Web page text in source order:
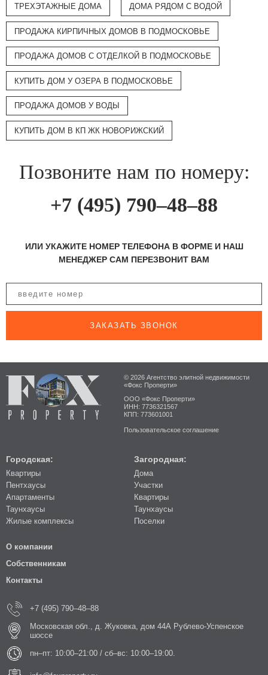
ТРЕХЭТАЖНЫЕ ДОМА ДОМА РЯДОМ С ВОДОЙ
ПРОДАЖА КИРПИЧНЫХ ДОМОВ В ПОДМОСКОВЬЕ
ПРОДАЖА ДОМОВ С ОТДЕЛКОЙ В ПОДМОСКОВЬЕ
КУПИТЬ ДОМ У ОЗЕРА В ПОДМОСКОВЬЕ
ПРОДАЖА ДОМОВ У ВОДЫ
КУПИТЬ ДОМ В КП ЖК НОВОРИЖСКИЙ
Позвоните нам по номеру:
+7 (495) 790–48–88
ИЛИ УКАЖИТЕ НОМЕР ТЕЛЕФОНА В ФОРМЕ И НАШ
МЕНЕДЖЕР САМ ПЕРЕЗВОНИТ ВАМ
ЗАКАЗАТЬ ЗВОНОК
© 2026 Агентство элитной недвижимости
«Фокс Проперти»
ООО «Фокс Проперти»
ИНН: 7736321567
КПП: 773601001
Пользовательское соглашение
Городская:
Квартиры
Пентхаусы
Апартаменты
Таунхаусы
Жилые комплексы
Загородная:
Дома
Участки
Квартиры
Таунхаусы
Поселки
О компании
Собственникам
Контакты
+7 (495) 790–48–88
Московская обл., д. Жуковка, дом 44А Рублево-Успенское
шоссе
пн–пт: 10:00–21:00 / сб–вс: 10:00–19:00.